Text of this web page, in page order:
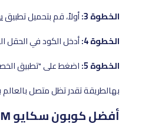
الخطوة 3:
أولاً، قم بتحميل تطبيق
الخطوة 4:
أدخل الكود في الحقل
الخطوة 5:
اضغط على "تطبيق
بهالطريقة تقدر تظل متصل بالعالم
أفضل كوبون سكايو eSIM في السعودية عبر لوفن ديلز 2026